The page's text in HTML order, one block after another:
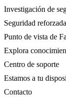
Investigación de
Seguridad
Punto de vista de
Explora
Centro de soporte
Estamos a tu
Contacto